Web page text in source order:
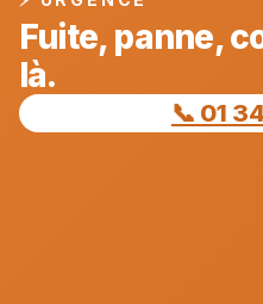
Fuite, panne,
là.
📞 01